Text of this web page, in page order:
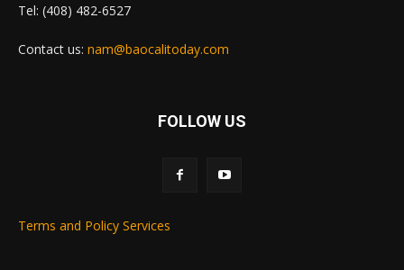
Tel: (408) 482-6527
Contact us: nam@baocalitoday.com
FOLLOW US
Terms and Policy Services